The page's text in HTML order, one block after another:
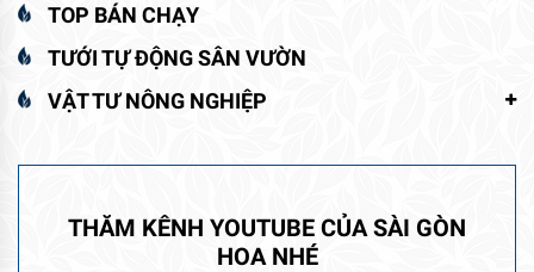
TOP BÁN CHẠY
TƯỚI TỰ ĐỘNG SÂN VƯỜN
VẬT TƯ NÔNG NGHIỆP
THĂM KÊNH YOUTUBE CỦA SÀI GÒN
HOA NHÉ